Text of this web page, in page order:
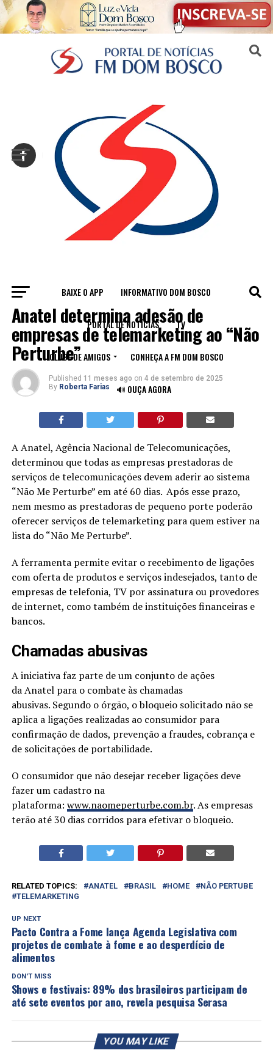
BAIXE O APP INFORMATIVO DOM BOSCO
PORTAL DE NOTÍCIAS TV
CLUBE DE AMIGOS CONHEÇA A FM DOM BOSCO
🔊 OUÇA AGORA
BRASIL
Anatel determina adesão de
empresas de telemarketing ao “Não
Perturbe”
Published 11 meses ago on 4 de setembro de 2025
By Roberta Farias
A Anatel, Agência Nacional de Telecomunicações,
determinou que todas as empresas prestadoras de
serviços de telecomunicações devem aderir ao sistema
“Não Me Perturbe” em até 60 dias. Após esse prazo,
nem mesmo as prestadoras de pequeno porte poderão
oferecer serviços de telemarketing para quem estiver na
lista do “Não Me Perturbe”.
A ferramenta permite evitar o recebimento de ligações
com oferta de produtos e serviços indesejados, tanto de
empresas de telefonia, TV por assinatura ou provedores
de internet, como também de instituições financeiras e
bancos.
Chamadas abusivas
A iniciativa faz parte de um conjunto de ações
da Anatel para o combate às chamadas
abusivas. Segundo o órgão, o bloqueio solicitado não se
aplica a ligações realizadas ao consumidor para
confirmação de dados, prevenção a fraudes, cobrança e
de solicitações de portabilidade.
O consumidor que não desejar receber ligações deve
fazer um cadastro na
plataforma: www.naomeperturbe.com.br. As empresas
terão até 30 dias corridos para efetivar o bloqueio.
RELATED TOPICS: ANATEL BRASIL HOME
NÃO PERTUBE
TELEMARKETING
UP NEXT
Pacto Contra a Fome lança Agenda Legislativa com
projetos de combate à fome e ao desperdício de
alimentos
DON'T MISS
Shows e festivais: 89% dos brasileiros participam de
até sete eventos por ano, revela pesquisa Serasa
YOU MAY LIKE
Sair da versão mobile